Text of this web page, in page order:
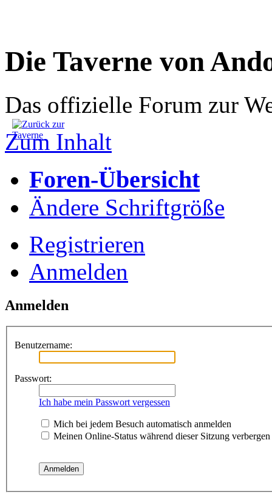
Die Taverne von
Das offizielle Forum zur
Zum Inhalt
Foren-Übersicht
Ändere Schriftgröße
Registrieren
Anmelden
Anmelden
Benutzername:
Passwort:
Ich habe mein Passwort vergessen
Mich bei jedem Besuch automatisch anmelden
Meinen Online-Status während dieser Sitzung verbergen